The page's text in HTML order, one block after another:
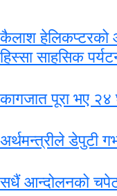
कैलाश हेलिकप्टरको
हिस्सा साहसिक
कागजात पूरा भए २४
अर्थमन्त्रीले डेपुटी
सधैं आन्दोलनको